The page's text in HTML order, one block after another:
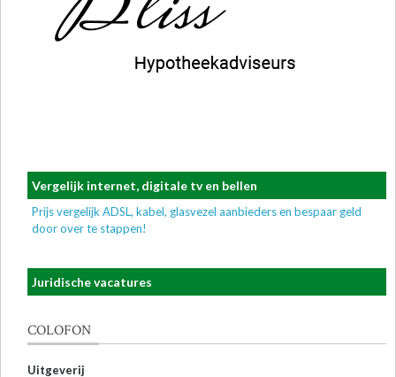
Vergelijk internet, digitale tv en bellen
Prijs vergelijk ADSL, kabel, glasvezel aanbieders en bespaar geld
door over te stappen!
Juridische vacatures
COLOFON
Uitgeverij